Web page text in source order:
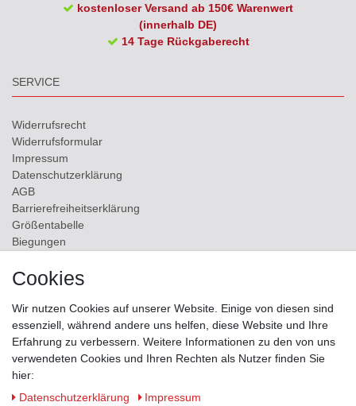
kostenloser Versand ab 150€ Warenwert
(innerhalb DE)
14 Tage Rückgaberecht
SERVICE
Widerrufs­recht
Widerrufs­formular
Impressum
Daten­schutz­erklärung
AGB
Barrierefreiheitserklärung
Größentabelle
Biegungen
Kontakt
ZAHLUNGSMÖGLICHKEITEN
Cookies
Wir nutzen Cookies auf unserer Website. Einige von diesen sind
essenziell, während andere uns helfen, diese Website und Ihre
Erfahrung zu verbessern. Weitere Informationen zu den von uns
verwendeten Cookies und Ihren Rechten als Nutzer finden Sie
hier:
Daten­schutz­erklärung
Impressum